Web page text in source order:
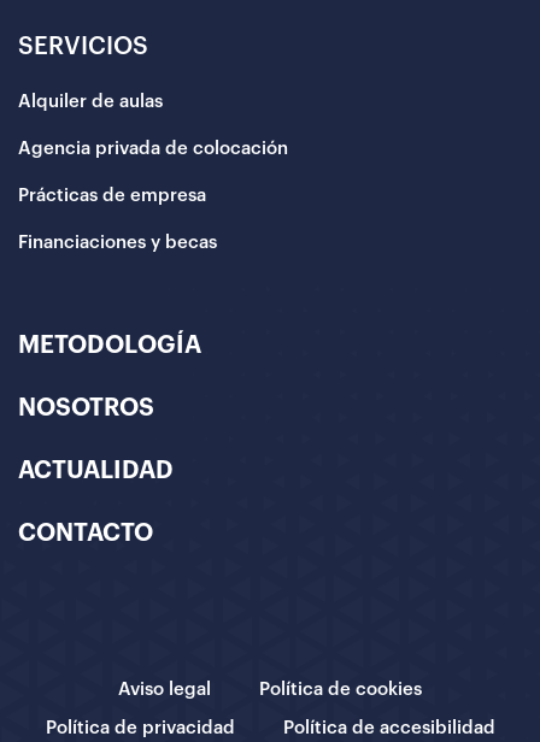
SERVICIOS
Alquiler de aulas
Agencia privada de colocación
Prácticas de empresa
Financiaciones y becas
METODOLOGÍA
NOSOTROS
ACTUALIDAD
CONTACTO
Aviso legal Política de cookies
Política de privacidad Política de accesibilidad